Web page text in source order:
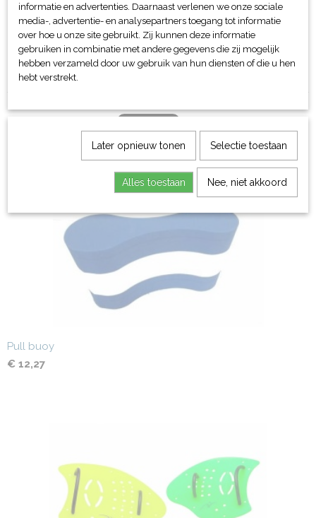
M - ca. 19x17,5 cm
L - ca. 22x20,4 cm
Pull buoy
€ 12,27
informatie en advertenties. Daarnaast verlenen we onze sociale
media-, advertentie- en analysepartners toegang tot informatie
over hoe u onze site gebruikt. Zij kunnen deze informatie
gebruiken in combinatie met andere gegevens die zij mogelijk
hebben verzameld door uw gebruik van hun diensten of die u hen
hebt verstrekt.
Later opnieuw tonen Selectie toestaan
Alles toestaan Nee, niet akkoord